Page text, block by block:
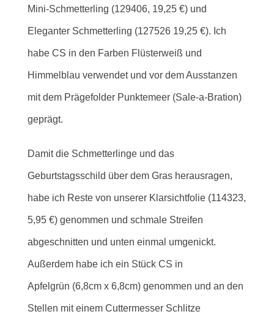
Mini-Schmetterling (129406, 19,25 €) und
Eleganter Schmetterling (127526 19,25 €). Ich
habe CS in den Farben Flüsterweiß und
Himmelblau verwendet und vor dem Ausstanzen
mit dem Prägefolder Punktemeer (Sale-a-Bration)
geprägt.
Damit die Schmetterlinge und das
Geburtstagsschild über dem Gras herausragen,
habe ich Reste von unserer Klarsichtfolie (114323,
5,95 €) genommen und schmale Streifen
abgeschnitten und unten einmal umgenickt.
Außerdem habe ich ein Stück CS in
Apfelgrün (6,8cm x 6,8cm) genommen und an den
Stellen mit einem Cuttermesser Schlitze